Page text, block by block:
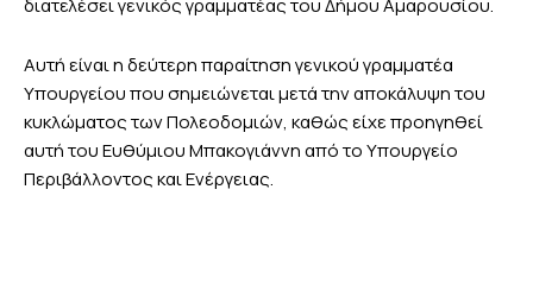
διατελέσει γενικός γραμματέας του Δήμου Αμαρουσίου.
Αυτή είναι η δεύτερη παραίτηση γενικού γραμματέα
Υπουργείου που σημειώνεται μετά την αποκάλυψη του
κυκλώματος των Πολεοδομιών, καθώς είχε προηγηθεί
αυτή του Ευθύμιου Μπακογιάννη από το Υπουργείο
Περιβάλλοντος και Ενέργειας.